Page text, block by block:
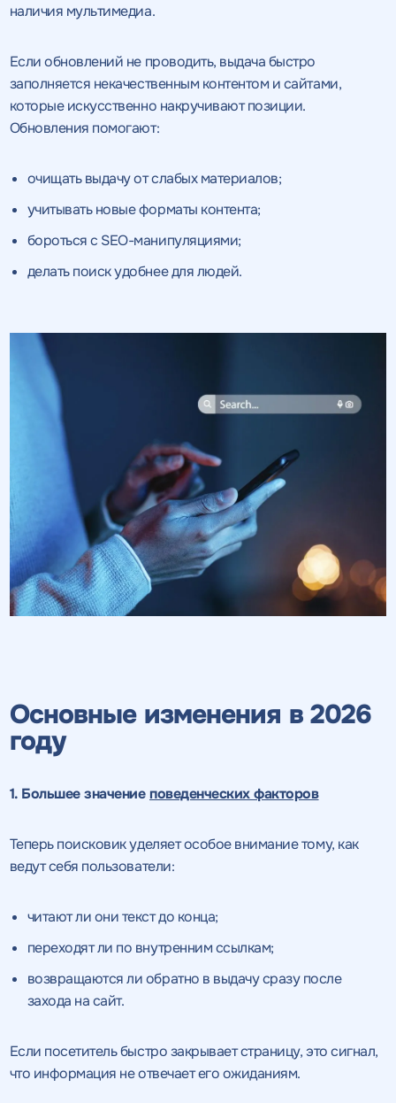
наличия мультимедиа.
Если обновлений не проводить, выдача быстро
заполняется некачественным контентом и сайтами,
которые искусственно накручивают позиции.
Обновления помогают:
очищать выдачу от слабых материалов;
учитывать новые форматы контента;
бороться с SEO-манипуляциями;
делать поиск удобнее для людей.
Основные изменения в 2026
году
1. Большее значениеповеденческих факторов
Теперь поисковик уделяет особое внимание тому, как
ведут себя пользователи:
читают ли они текст до конца;
переходят ли по внутренним ссылкам;
возвращаются ли обратно в выдачу сразу после
захода на сайт.
Если посетитель быстро закрывает страницу, это сигнал,
что информация не отвечает его ожиданиям.